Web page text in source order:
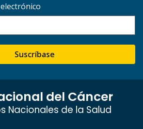
Suscríbase
del Cáncer
Nacionales de la Salud